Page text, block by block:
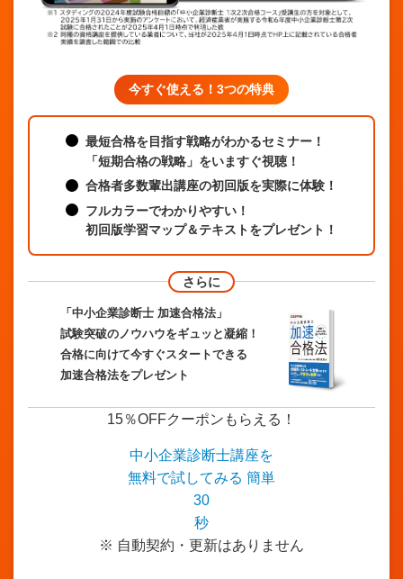
今すぐ使える！3つの特典
最短合格を目指す戦略がわかるセミナー！
「短期合格の戦略」をいますぐ視聴！
合格者多数輩出講座の初回版を実際に体験！
フルカラーでわかりやすい！
初回版学習マップ＆テキストをプレゼント ！
さらに
「中小企業診断士 加速合格法」
試験突破のノウハウをギュッと凝縮！
合格に向けて今すぐスタートできる
加速合格法をプレゼント
15％OFFクーポンもらえる！
中小企業診断士講座を
無料で試してみる 簡単
30
秒
※ 自動契約・更新はありません